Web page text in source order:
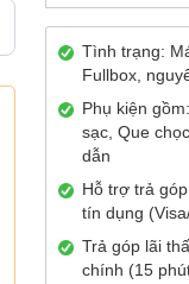
Tình trạng:
Fullbox,
Phụ kiện
sạc, Que
dẫn
Hỗ trợ trả
tín dụng
Trả góp lãi
chính (15